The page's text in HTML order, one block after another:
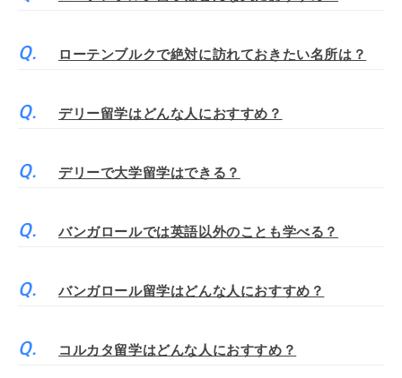
ローテンブルクで絶対に訪れておきたい名所は？
デリー留学はどんな人におすすめ？
デリーで大学留学はできる？
バンガロールでは英語以外のことも学べる？
バンガロール留学はどんな人におすすめ？
コルカタ留学はどんな人におすすめ？